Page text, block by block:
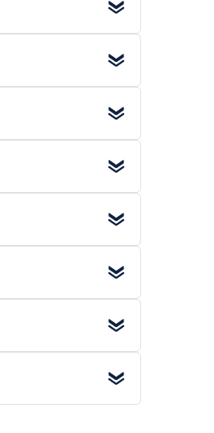
voor alle